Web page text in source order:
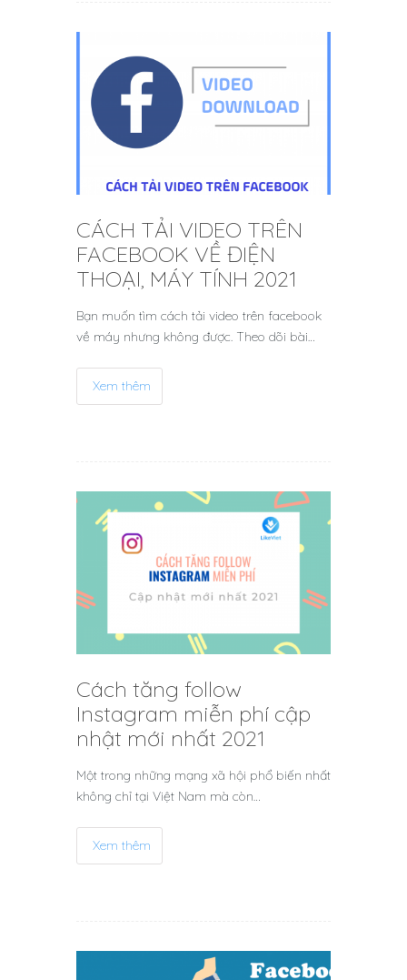
CÁCH TẢI VIDEO TRÊN
FACEBOOK VỀ ĐIỆN
THOẠI, MÁY TÍNH 2021
Bạn muốn tìm cách tải video trên facebook
về máy nhưng không được. Theo dõi bài…
Xem thêm
Cách tăng follow
Instagram miễn phí cập
nhật mới nhất 2021
Một trong những mạng xã hội phổ biến nhất
không chỉ tại Việt Nam mà còn…
Xem thêm